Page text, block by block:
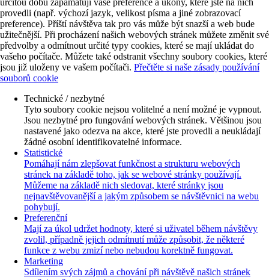
určitou dobu zapamatují vaše preference a úkony, které jste na nich
provedli (např. výchozí jazyk, velikost písma a jiné zobrazovací
preference). Příští návštěva tak pro vás může být snazší a web bude
užitečnější. Při procházení našich webových stránek můžete změnit své
předvolby a odmítnout určité typy cookies, které se mají ukládat do
vašeho počítače. Můžete také odstranit všechny soubory cookies, které
jsou již uloženy ve vašem počítači. Přečtěte si naše zásady používání
souborů cookie
Technické / nezbytné
Tyto soubory cookie nejsou volitelné a není možné je vypnout.
Jsou nezbytné pro fungování webových stránek. Většinou jsou
nastavené jako odezva na akce, které jste provedli a neukládají
žádné osobní identifikovatelné informace.
Statistické
Pomáhají nám zlepšovat funkčnost a strukturu webových
stránek na základě toho, jak se webové stránky používají.
Můžeme na základě nich sledovat, které stránky jsou
nejnavštěvovanější a jakým způsobem se návštěvnici na webu
pohybují.
Preferenční
Mají za úkol udržet hodnoty, které si uživatel během návštěvy
zvolil, případně jejich odmítnutí může způsobit, že některé
funkce z webu zmizí nebo nebudou korektně fungovat.
Marketing
Sdílením svých zájmů a chování při návštěvě našich stránek